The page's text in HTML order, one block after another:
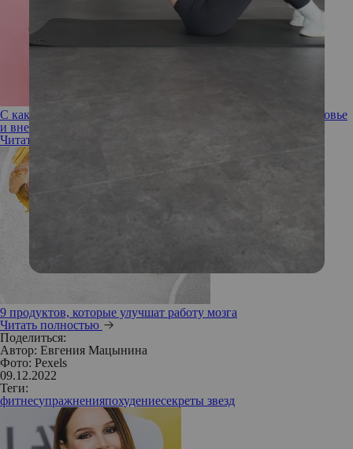
С какой стати! Как осанка способна влиять на женское здоровье
и внешность
Читать полностью
9 продуктов, которые улучшат работу мозга
Читать полностью
Поделиться:
Автор: Евгения Мацынина
Фото: Pexels
09.12.2022
Теги:
фитнесупражненияпохудениесекреты звезд